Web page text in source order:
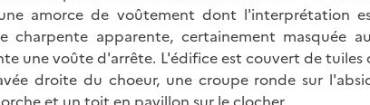
amorce de voûtement dont l'interprétation
charpente apparente, certainement masquée
une voûte d'arrête. L'édifice est couvert de tuiles
droite du choeur, une croupe ronde sur